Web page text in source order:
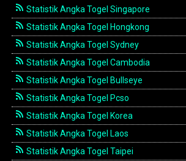
Statistik Angka Togel Singapore
Statistik Angka Togel Hongkong
Statistik Angka Togel Sydney
Statistik Angka Togel Cambodia
Statistik Angka Togel Bullseye
Statistik Angka Togel Pcso
Statistik Angka Togel Korea
Statistik Angka Togel Laos
Statistik Angka Togel Taipei